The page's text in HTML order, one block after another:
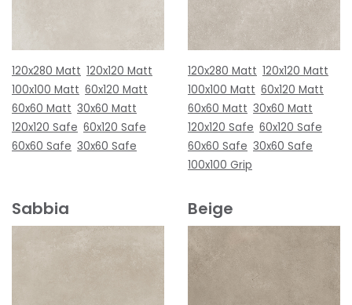
120x280 Matt 120x120 Matt
100x100 Matt 60x120 Matt
60x60 Matt 30x60 Matt
120x120 Safe 60x120 Safe
60x60 Safe 30x60 Safe
120x280 Matt 120x120 Matt
100x100 Matt 60x120 Matt
60x60 Matt 30x60 Matt
120x120 Safe 60x120 Safe
60x60 Safe 30x60 Safe
100x100 Grip
Sabbia Beige